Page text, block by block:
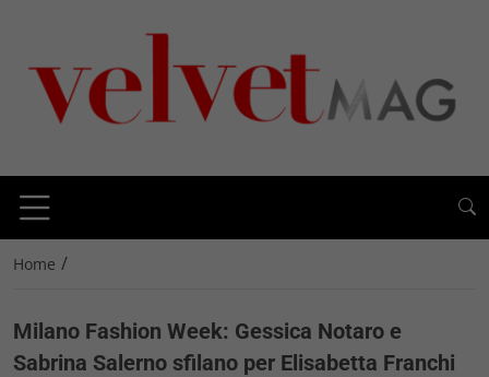
Home /
Milano Fashion Week: Gessica Notaro e
Sabrina Salerno sfilano per Elisabetta Franchi